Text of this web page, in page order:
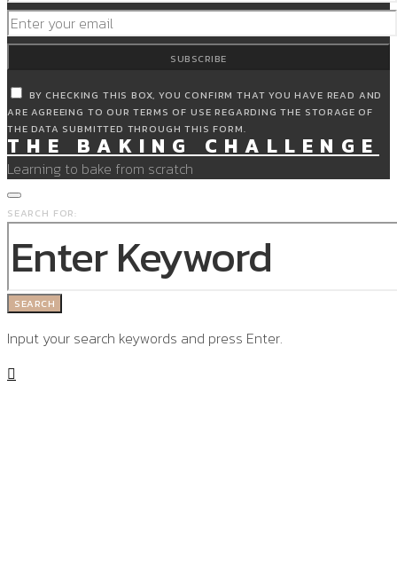
SUBSCRIBE
BY CHECKING THIS BOX, YOU CONFIRM THAT YOU HAVE READ AND
ARE AGREEING TO OUR TERMS OF USE REGARDING THE STORAGE OF
THE DATA SUBMITTED THROUGH THIS FORM.
THE BAKING CHALLENGE
Learning to bake from scratch
SEARCH FOR:
SEARCH
Input your search keywords and press Enter.